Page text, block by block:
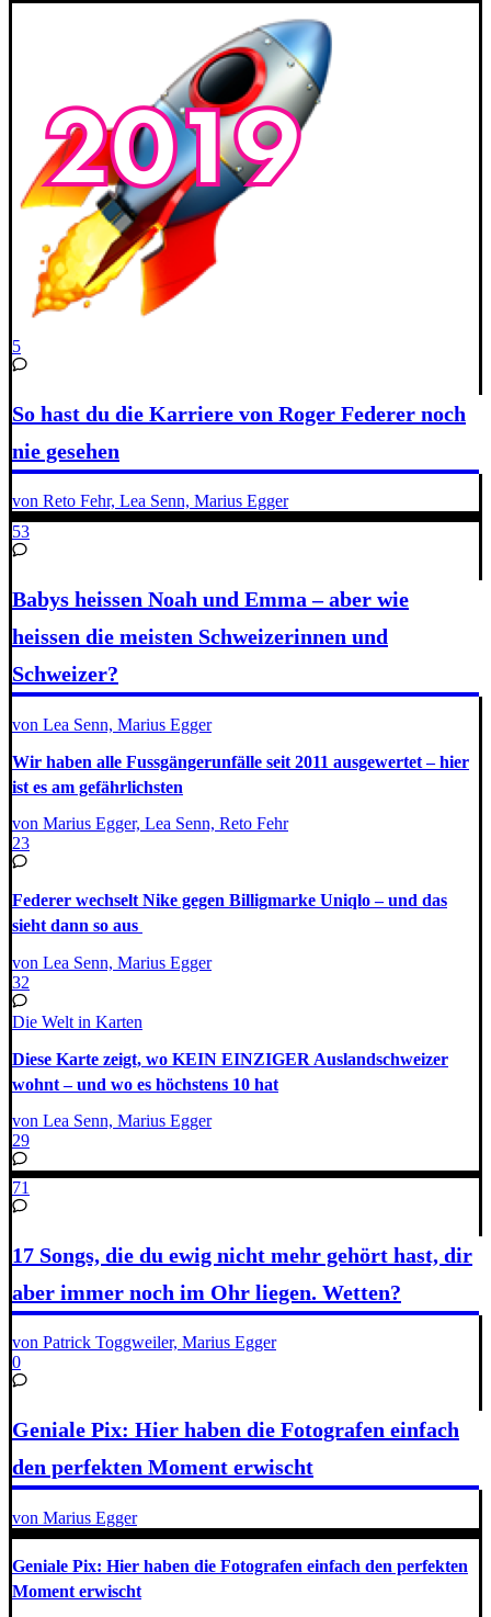
5
So hast du die Karriere von Roger Federer noch
nie gesehen
von Reto Fehr, Lea Senn, Marius Egger
53
Babys heissen Noah und Emma – aber wie
heissen die meisten Schweizerinnen und
Schweizer?
von Lea Senn, Marius Egger
Wir haben alle Fussgängerunfälle seit 2011 ausgewertet – hier
ist es am gefährlichsten
von Marius Egger, Lea Senn, Reto Fehr
23
Federer wechselt Nike gegen Billigmarke Uniqlo – und das
sieht dann so aus
von Lea Senn, Marius Egger
32
Die Welt in Karten
Diese Karte zeigt, wo KEIN EINZIGER Auslandschweizer
wohnt – und wo es höchstens 10 hat
von Lea Senn, Marius Egger
29
71
17 Songs, die du ewig nicht mehr gehört hast, dir
aber immer noch im Ohr liegen. Wetten?
von Patrick Toggweiler, Marius Egger
0
Geniale Pix: Hier haben die Fotografen einfach
den perfekten Moment erwischt
von Marius Egger
Geniale Pix: Hier haben die Fotografen einfach den perfekten
Moment erwischt